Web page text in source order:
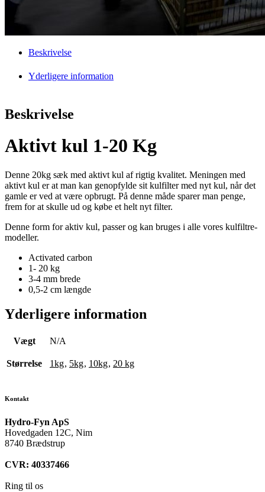
Beskrivelse
Yderligere information
Beskrivelse
Aktivt kul 1-20 Kg
Denne 20kg sæk med aktivt kul af rigtig kvalitet. Meningen med
aktivt kul er at man kan genopfylde sit kulfilter med nyt kul, når det
gamle er ved at være opbrugt. På denne måde sparer man penge,
frem for at skulle ud og købe et helt nyt filter.
Denne form for aktiv kul, passer og kan bruges i alle vores kulfiltre-
modeller.
Activated carbon
1- 20 kg
3-4 mm brede
0,5-2 cm længde
Yderligere information
Vægt N/A
Størrelse 1kg, 5kg, 10kg, 20 kg
Kontakt
Hydro-Fyn ApS
Hovedgaden 12C, Nim
8740 Brædstrup
CVR: 40337466
Ring til os